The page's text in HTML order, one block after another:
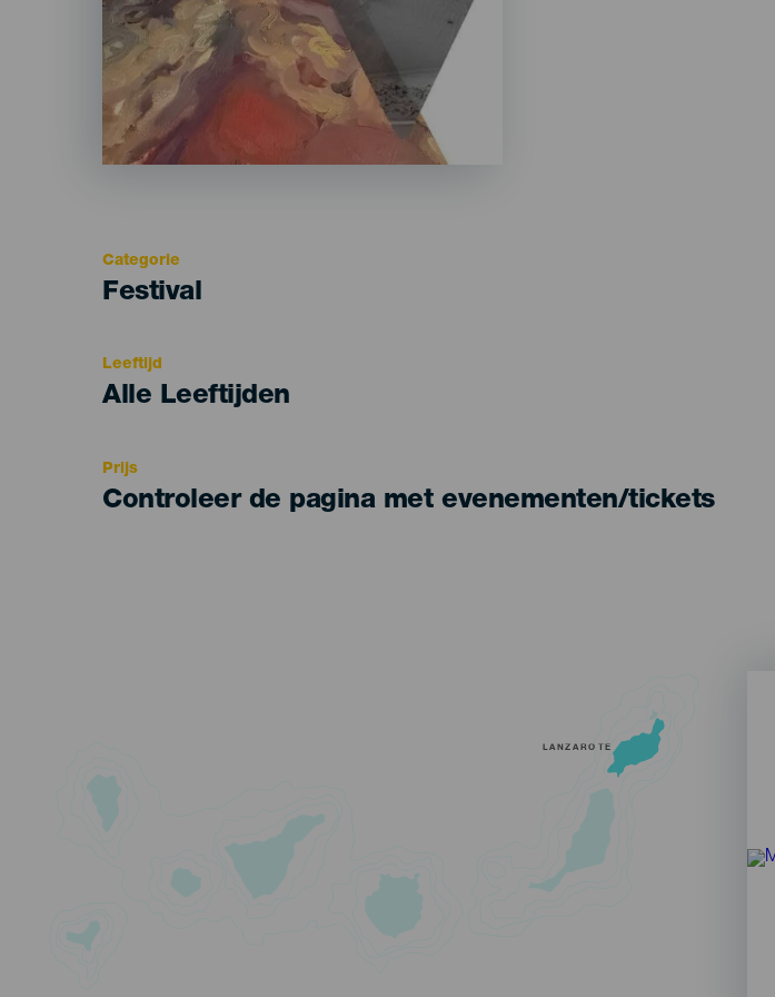
Categorie
Categoría
Festival
Leeftijd
Edad
Alle Leeftijden
Prijs
Controleer de pagina met evenementen/tickets
LANZAROTE